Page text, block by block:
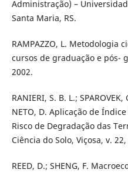
Administração) –
Santa Maria, RS.
RAMPAZZO, L. Metodologia
cursos de graduação e pós-
2002.
RANIERI, S. B. L.;
NETO, D. Aplicação de
Risco de Degradação das
Ciência do Solo, Viçosa, v.
REED, D.; SHENG, F.